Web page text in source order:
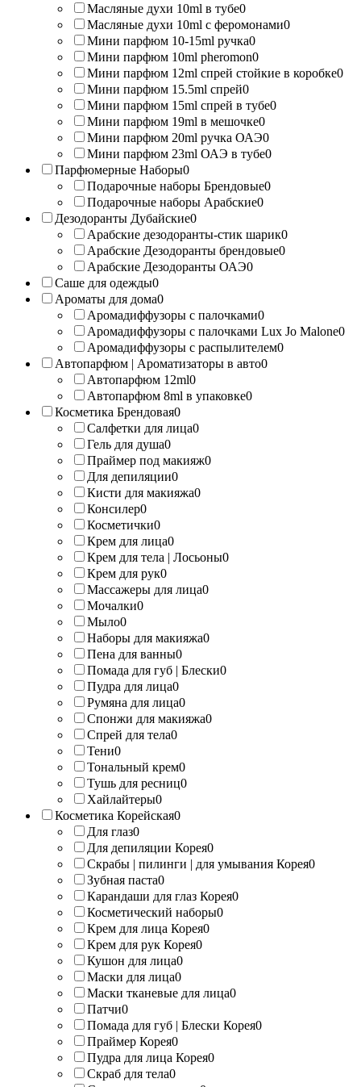
Масляные духи 10ml в тубе0
Масляные духи 10ml с феромонами0
Мини парфюм 10-15ml ручка0
Мини парфюм 10ml pheromon0
Мини парфюм 12ml спрей стойкие в коробке0
Мини парфюм 15.5ml спрей0
Мини парфюм 15ml спрей в тубе0
Мини парфюм 19ml в мешочке0
Мини парфюм 20ml ручка ОАЭ0
Мини парфюм 23ml ОАЭ в тубе0
Парфюмерные Наборы0
Подарочные наборы Брендовые0
Подарочные наборы Арабские0
Дезодоранты Дубайские0
Арабские дезодоранты-стик шарик0
Арабские Дезодоранты брендовые0
Арабские Дезодоранты ОАЭ0
Саше для одежды0
Ароматы для дома0
Аромадиффузоры с палочками0
Аромадиффузоры с палочками Lux Jo Malone0
Аромадиффузоры с распылителем0
Автопарфюм | Ароматизаторы в авто0
Автопарфюм 12ml0
Автопарфюм 8ml в упаковке0
Косметика Брендовая0
Салфетки для лица0
Гель для душа0
Праймер под макияж0
Для депиляции0
Кисти для макияжа0
Консилер0
Косметички0
Крем для лица0
Крем для тела | Лосьоны0
Крем для рук0
Массажеры для лица0
Мочалки0
Мыло0
Наборы для макияжа0
Пена для ванны0
Помада для губ | Блески0
Пудра для лица0
Румяна для лица0
Спонжи для макияжа0
Спрей для тела0
Тени0
Тональный крем0
Тушь для ресниц0
Хайлайтеры0
Косметика Корейская0
Для глаз0
Для депиляции Корея0
Скрабы | пилинги | для умывания Корея0
Зубная паста0
Карандаши для глаз Корея0
Косметический наборы0
Крем для лица Корея0
Крем для рук Корея0
Кушон для лица0
Маски для лица0
Маски тканевые для лица0
Патчи0
Помада для губ | Блески Корея0
Праймер Корея0
Пудра для лица Корея0
Скраб для тела0